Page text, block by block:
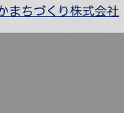
まちづくり株式会社